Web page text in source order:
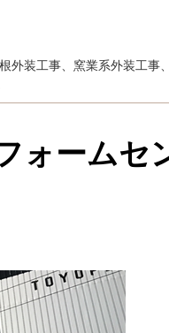
外装工事、窯業系外装工事
ォームセ